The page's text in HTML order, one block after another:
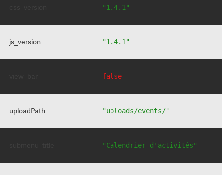
"1.4.1"
js_version "1.4.1"
false
uploadPath "uploads/events/"
"Calendrier d'activités"